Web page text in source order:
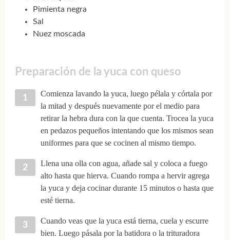
Pimienta negra
Sal
Nuez moscada
Preparación de la yuca con queso
Comienza lavando la yuca, luego pélala y córtala por
la mitad y después nuevamente por el medio para
retirar la hebra dura con la que cuenta. Trocea la yuca
en pedazos pequeños intentando que los mismos sean
uniformes para que se cocinen al mismo tiempo.
Llena una olla con agua, añade sal y coloca a fuego
alto hasta que hierva. Cuando rompa a hervir agrega
la yuca y deja cocinar durante 15 minutos o hasta que
esté tierna.
Cuando veas que la yuca está tierna, cuela y escurre
bien. Luego pásala por la batidora o la trituradora